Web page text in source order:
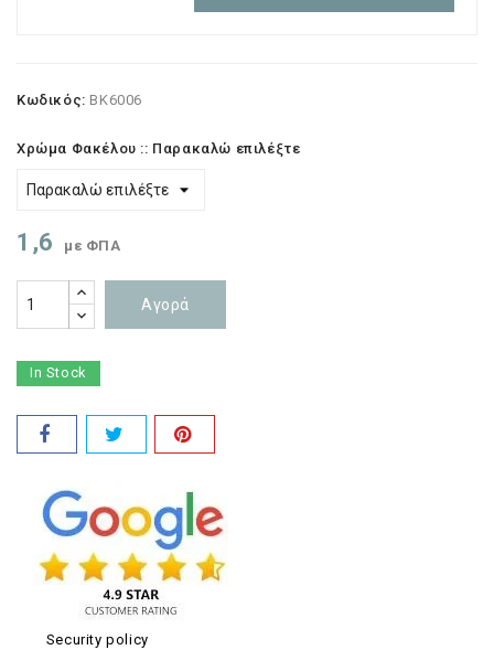
Κωδικός: BK6006
Χρώμα Φακέλου :: Παρακαλώ επιλέξτε
1,6 με ΦΠΑ
Αγορά
In Stock
Security policy